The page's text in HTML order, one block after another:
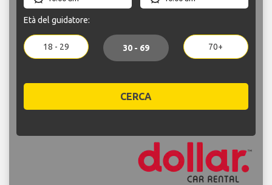
Età del guidatore:
18 - 29 30 - 69 70+
CERCA